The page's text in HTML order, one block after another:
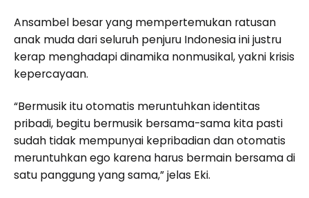
Ansambel besar yang mempertemukan ratusan
anak muda dari seluruh penjuru Indonesia ini justru
kerap menghadapi dinamika nonmusikal, yakni krisis
kepercayaan.
“Bermusik itu otomatis meruntuhkan identitas
pribadi, begitu bermusik bersama-sama kita pasti
sudah tidak mempunyai kepribadian dan otomatis
meruntuhkan ego karena harus bermain bersama di
satu panggung yang sama,” jelas Eki.